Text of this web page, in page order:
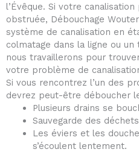
l’Évêque. Si votre
obstruée, Débouchage
système de canalisation en
colmatage dans la ligne ou
nous travaillerons pour
votre problème de
Si vous rencontrez l’un des
devrez peut-être déboucher
Plusieurs drains se
Sauvegarde des
Les éviers et les
s’écoulent lentement.